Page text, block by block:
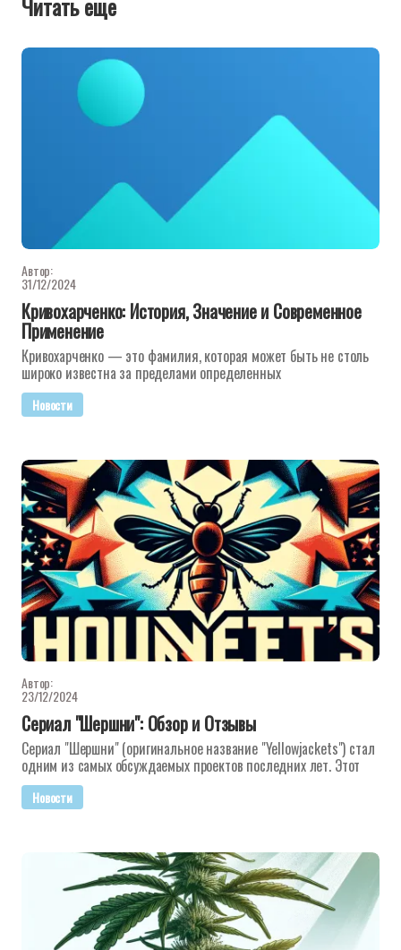
Автор:
31/12/2024
Кривохарченко: История, Значение и Современное
Применение
Кривохарченко — это фамилия, которая может быть не столь
широко известна за пределами определенных
Новости
Автор:
23/12/2024
Сериал "Шершни": Обзор и Отзывы
Сериал "Шершни" (оригинальное название "Yellowjackets") стал
одним из самых обсуждаемых проектов последних лет. Этот
Новости